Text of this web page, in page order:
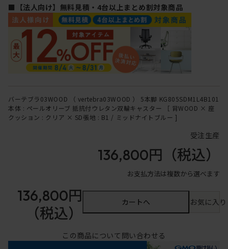
■【法人向け】無料見積・4台以上まとめ割対象商品
バーテブラ03WOOD （ vertebra03WOOD ） 5本脚 KG805SDM1L4B101
本体 : ペールオリーブ 抵抗付ウレタン双輪キャスター ［ 背WOOD × 座
クッション : クリア × SD張地 : B1 / ミッドナイトブルー ]
受注生産
136,800円 （税込）
お支払方法は複数から選べます
136,800円
（税込）
カートへ お気に入
この商品について問い合わせる